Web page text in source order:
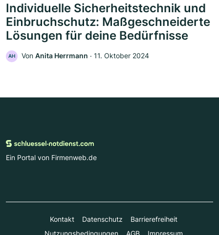
Individuelle Sicherheitstechnik und
Einbruchschutz: Maßgeschneiderte
Lösungen für deine Bedürfnisse
AH Von Anita Herrmann ‧ 11. Oktober 2024
Ein Portal von Firmenweb.de
Kontakt Datenschutz
Barrierefreiheit
Nutzungsbedingungen
AGB Impressum